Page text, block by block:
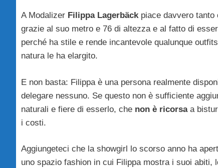
A Modalizer Filippa Lagerbäckpiace davvero tanto
grazie al suo metro e 76 di altezza e al fatto di
perché ha stile e rende incantevole qualunque
natura le ha elargito.
E non basta: Filippa è una persona realmente
delegare nessuno. Se questo non è sufficiente
naturali e fiere di esserlo, che non è ricorsaa
i costi.
Aggiungeteci che la showgirl lo scorso anno ha
uno spazio fashion in cui Filippa mostra i suoi